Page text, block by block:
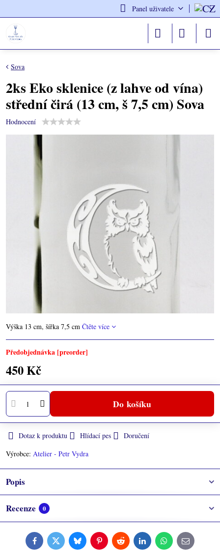
Panel uživatele
Sova
2ks Eko sklenice (z lahve od vína)
střední čirá (13 cm, š 7,5 cm) Sova
Hodnocení
Výška 13 cm, šířka 7,5 cm Čtěte více
Předobjednávka [preorder]
450 Kč
Do košíku
Dotaz k produktu Hlídací pes
Doručení
Výrobce: Atelier - Petr Vydra
Popis
Recenze 0
FacebookTwitterBlueskyPinterestReddit LinkedInWhatsApp
E-
mail